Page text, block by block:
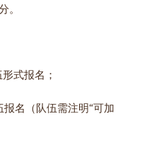
。
式报名；
报名（队伍需注明“可加